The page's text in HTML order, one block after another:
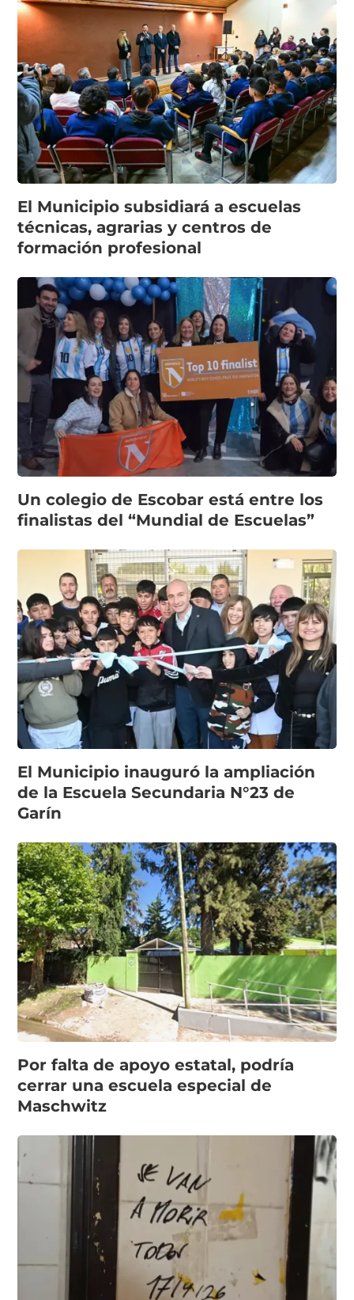
El Municipio subsidiará a escuelas
técnicas, agrarias y centros de
formación profesional
Un colegio de Escobar está entre los
finalistas del “Mundial de Escuelas”
El Municipio inauguró la ampliación
de la Escuela Secundaria N°23 de
Garín
Por falta de apoyo estatal, podría
cerrar una escuela especial de
Maschwitz